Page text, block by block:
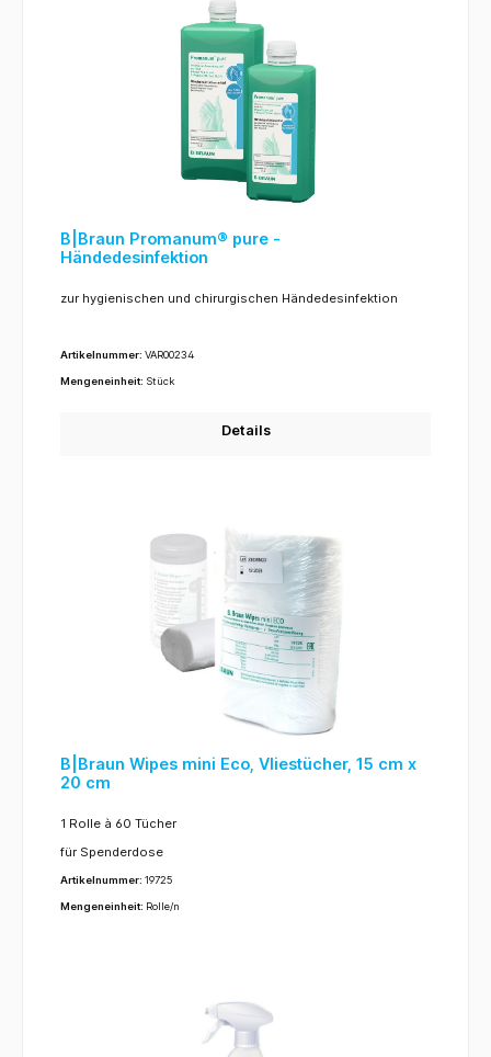
B|Braun Promanum® pure -
Händedesinfektion
zur hygienischen und chirurgischen Händedesinfektion
Artikelnummer: VAR00234
Mengeneinheit: Stück
Details
B|Braun Wipes mini Eco, Vliestücher, 15 cm x
20 cm
1 Rolle à 60 Tücher
für Spenderdose
Artikelnummer: 19725
Mengeneinheit: Rolle/n